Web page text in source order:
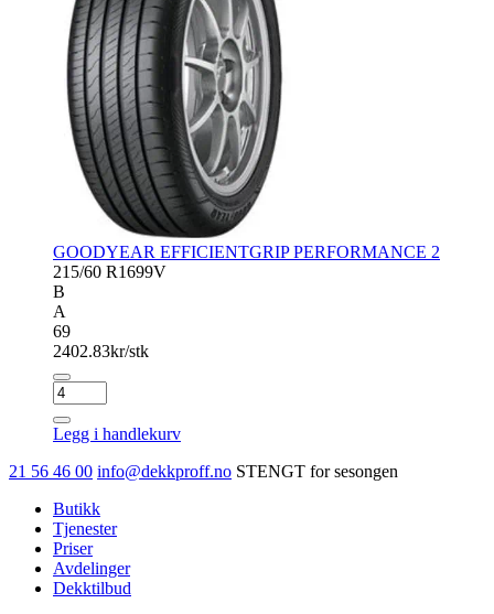
GOODYEAR EFFICIENTGRIP PERFORMANCE 2
215/60 R1699V
B
A
69
2402.83kr/stk
GOODYEAR
EFFICIENTGRIP
PERFORMANCE
antall
Legg i handlekurv
21 56 46 00 info@dekkproff.no STENGT for sesongen
Butikk
Tjenester
Priser
Avdelinger
Dekktilbud